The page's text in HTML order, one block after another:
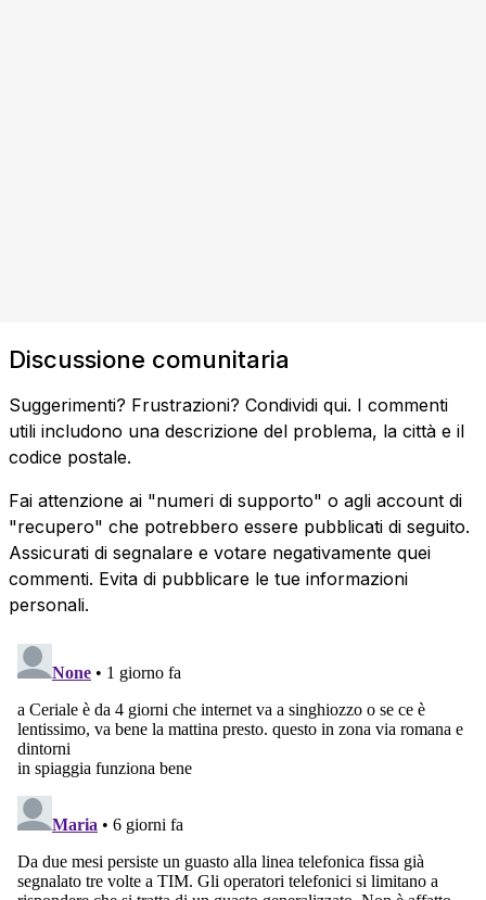
Discussione comunitaria
Suggerimenti? Frustrazioni? Condividi qui. I commenti
utili includono una descrizione del problema, la città e il
codice postale.
Fai attenzione ai "numeri di supporto" o agli account di
"recupero" che potrebbero essere pubblicati di seguito.
Assicurati di segnalare e votare negativamente quei
commenti. Evita di pubblicare le tue informazioni
personali.